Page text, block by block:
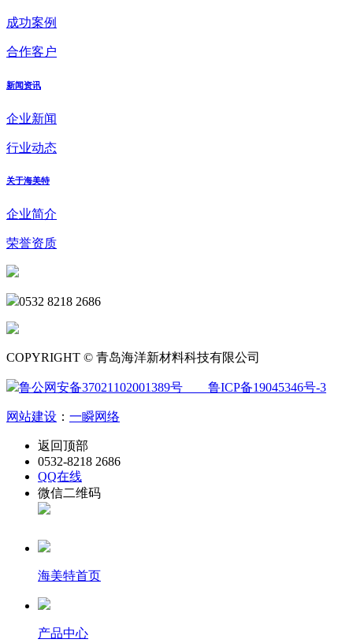
成功案例
合作客户
新闻资讯
企业新闻
行业动态
关于海美特
企业简介
荣誉资质
0532 8218 2686
COPYRIGHT © 青岛海洋新材料科技有限公司
鲁公网安备37021102001389号 鲁ICP备19045346号-3
网站建设 ： 一瞬网络
返回顶部
0532-8218 2686
QQ在线
微信二维码
海美特首页
产品中心